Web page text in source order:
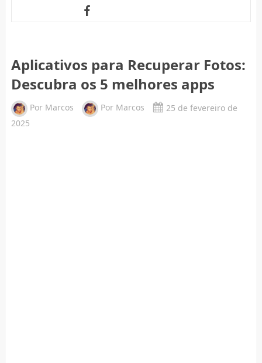
Aplicativos para Recuperar Fotos:
Descubra os 5 melhores apps
Por Marcos Por Marcos
25 de fevereiro de
2025